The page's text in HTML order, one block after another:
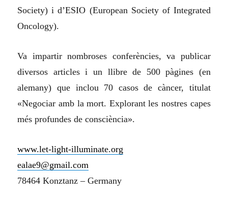
Society) i d’ESIO (European Society of Integrated
Oncology).
Va impartir nombroses conferències, va publicar
diversos articles i un llibre de 500 pàgines (en
alemany) que inclou 70 casos de càncer, titulat
«Negociar amb la mort. Explorant les nostres capes
més profundes de consciència».
www.let-light-illuminate.org
ealae9@gmail.com
78464 Konztanz – Germany